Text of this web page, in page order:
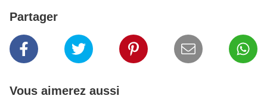
Partager
Vous aimerez aussi